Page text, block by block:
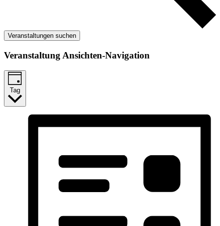
Veranstaltungen suchen
Veranstaltung Ansichten-Navigation
Tag